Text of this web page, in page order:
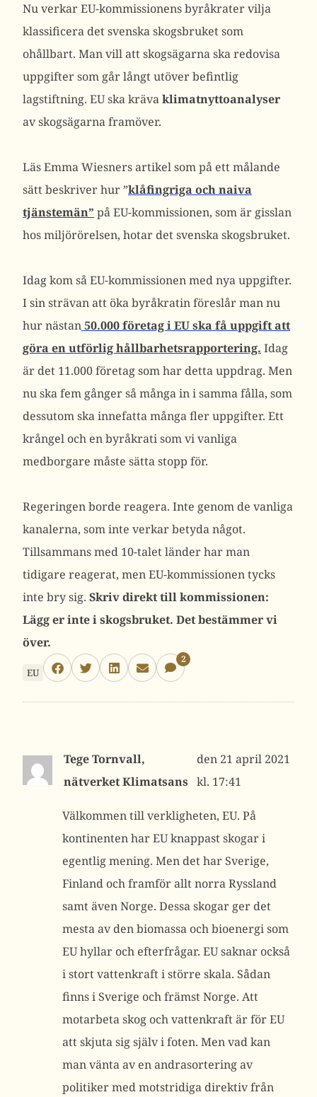
Nu verkar EU-kommissionens byråkrater vilja
klassificera det svenska skogsbruket som
ohållbart. Man vill att skogsägarna ska redovisa
uppgifter som går långt utöver befintlig
lagstiftning. EU ska krävaklimatnyttoanalyser
av skogsägarna framöver.
Läs Emma Wiesners artikel som på ett målande
sätt beskriver hur ”klåfingriga och naiva
tjänstemän” på EU-kommissionen, som är gisslan
hos miljörörelsen, hotar det svenska skogsbruket.
Idag kom så EU-kommissionen med nya uppgifter.
I sin strävan att öka byråkratin föreslår man nu
hur nästan50.000 företag i EU ska få uppgift att
göra en utförlig hållbarhetsrapportering. Idag
är det 11.000 företag som har detta uppdrag. Men
nu ska fem gånger så många in i samma fålla, som
dessutom ska innefatta många fler uppgifter. Ett
krångel och en byråkrati som vi vanliga
medborgare måste sätta stopp för.
Regeringen borde reagera. Inte genom de vanliga
kanalerna, som inte verkar betyda något.
Tillsammans med 10-talet länder har man
tidigare reagerat, men EU-kommissionen tycks
inte bry sig. Skriv direkt till kommissionen:
Lägg er inte i skogsbruket. Det bestämmer vi
över.
EU
2
Tege Tornvall,
nätverket Klimatsans
21 april 2021
kl. 17:41
Välkommen till verkligheten, EU. På
kontinenten har EU knappast skogar i
egentlig mening. Men det har Sverige,
Finland och framför allt norra Ryssland
samt även Norge. Dessa skogar ger det
mesta av den biomassa och bioenergi som
EU hyllar och efterfrågar. EU saknar också
i stort vattenkraft i större skala. Sådan
finns i Sverige och främst Norge. Att
motarbeta skog och vattenkraft är för EU
att skjuta sig själv i foten. Men vad kan
man vänta av en andrasortering av
politiker med motstridiga direktiv från